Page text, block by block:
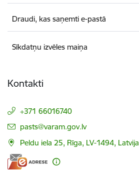
Draudi, kas saņemti e-pastā
Sīkdatņu izvēles maiņa
Kontakti
+371 66016740
E-pasts:
pasts@varam.gov.lv
Peldu iela 25, Rīga, LV-1494, Latvija